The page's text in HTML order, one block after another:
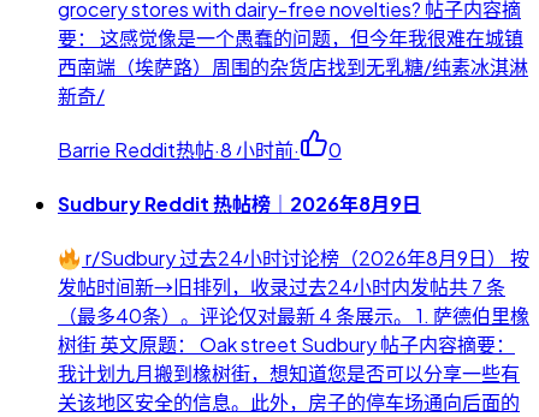
grocery stores with dairy-free novelties? 帖子内容摘
要： 这感觉像是一个愚蠢的问题，但今年我很难在城镇
西南端（埃萨路）周围的杂货店找到无乳糖/纯素冰淇淋
新奇/
Barrie Reddit热帖·8 小时前· 0
Sudbury Reddit 热帖榜｜2026年8月9日
r/Sudbury 过去24小时讨论榜（2026年8月9日） 按
发帖时间新→旧排列，收录过去24小时内发帖共 7 条
（最多40条）。评论仅对最新 4 条展示。 1. 萨德伯里橡
树街 英文原题： Oak street Sudbury 帖子内容摘要：
我计划九月搬到橡树街，想知道您是否可以分享一些有
关该地区安全的信息。此外，房子的停车场通向后面的